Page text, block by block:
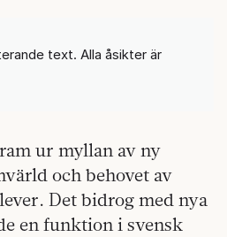
text. Alla åsikter är
ur myllan av ny
och behovet av
Det bidrog med nya
en funktion i svensk